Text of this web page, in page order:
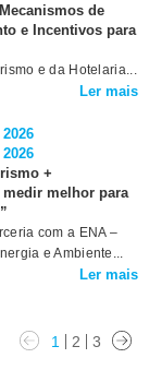
de
e Incentivos para
e da Hotelaria...
Ler mais
+
medir melhor para
com a ENA –
e Ambiente...
Ler mais
1 2 3